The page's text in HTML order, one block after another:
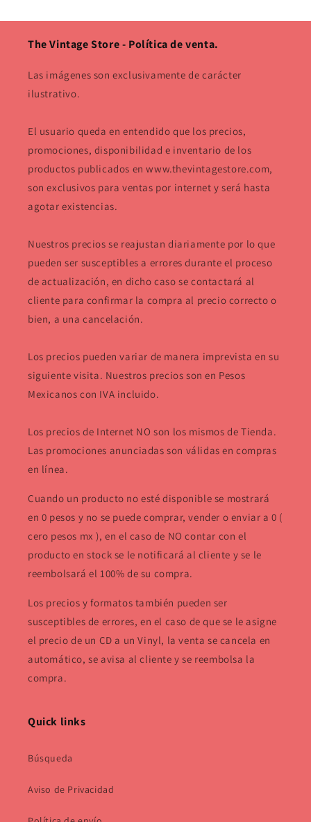
The Vintage Store - Política de venta.
Las imágenes son exclusivamente de carácter
ilustrativo.
El usuario queda en entendido que los precios,
promociones, disponibilidad e inventario de los
productos publicados en www.thevintagestore.com,
son exclusivos para ventas por internet y será hasta
agotar existencias.
Nuestros precios se reajustan diariamente por lo que
pueden ser susceptibles a errores durante el proceso
de actualización, en dicho caso se contactará al
cliente para confirmar la compra al precio correcto o
bien, a una cancelación.
Los precios pueden variar de manera imprevista en su
siguiente visita. Nuestros precios son en Pesos
Mexicanos con IVA incluido.
Los precios de Internet NO son los mismos de Tienda.
Las promociones anunciadas son válidas en compras
en línea.
Cuando un producto no esté disponible se mostrará
en 0 pesos y no se puede comprar, vender o enviar a 0 (
cero pesos mx ), en el caso de NO contar con el
producto en stock se le notificará al cliente y se le
reembolsará el 100% de su compra.
Los precios y formatos también pueden ser
susceptibles de errores, en el caso de que se le asigne
el precio de un CD a un Vinyl, la venta se cancela en
automático, se avisa al cliente y se reembolsa la
compra.
Quick links
Búsqueda
Aviso de Privacidad